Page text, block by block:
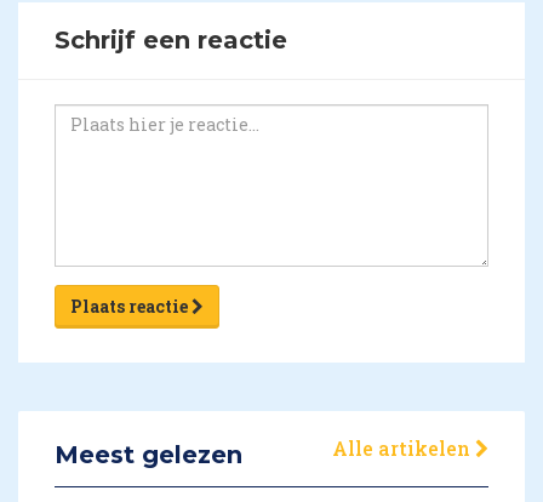
Schrijf een reactie
Plaats reactie
Meest gelezen Alle artikelen